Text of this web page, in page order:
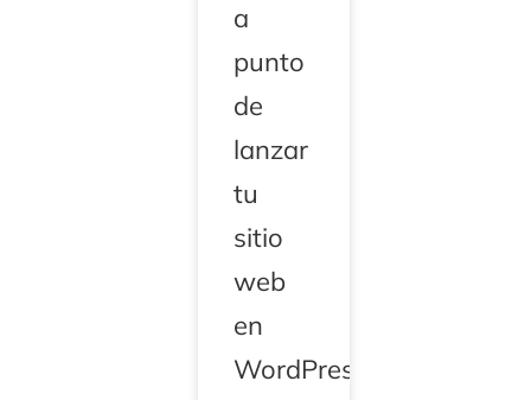
a
punto
de
lanzar
tu
sitio
web
en
WordPress,